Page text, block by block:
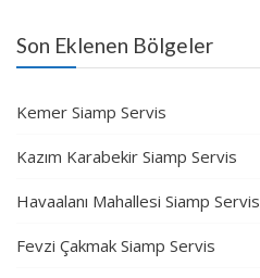
Son Eklenen Bölgeler
Kemer Siamp Servis
Kazım Karabekir Siamp Servis
Havaalanı Mahallesi Siamp Servis
Fevzi Çakmak Siamp Servis